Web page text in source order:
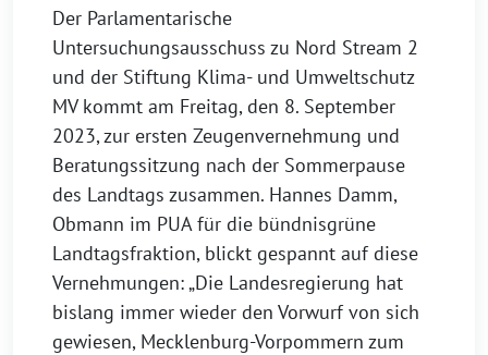
Der Parlamentarische
Untersuchungsausschuss zu Nord Stream 2
und der Stiftung Klima- und Umweltschutz
MV kommt am Freitag, den 8. September
2023, zur ersten Zeugenvernehmung und
Beratungssitzung nach der Sommerpause
des Landtags zusammen. Hannes Damm,
Obmann im PUA für die bündnisgrüne
Landtagsfraktion, blickt gespannt auf diese
Vernehmungen: „Die Landesregierung hat
bislang immer wieder den Vorwurf von sich
gewiesen, Mecklenburg-Vorpommern zum